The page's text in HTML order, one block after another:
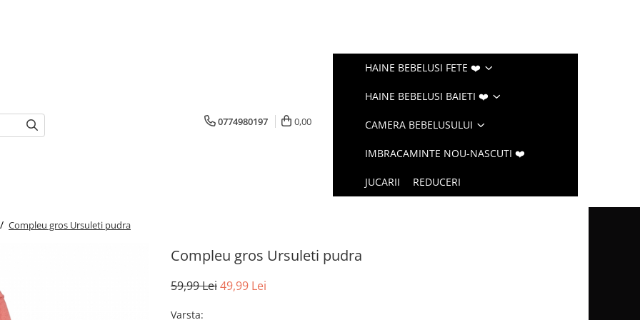
0774980197 0,00
HAINE BEBELUSI FETE ❤️
HAINE BEBELUSI BAIETI ❤️
CAMERA BEBELUSULUI
IMBRACAMINTE NOU-NASCUTI ❤️
JUCARII REDUCERI
Compleu gros Ursuleti pudra
Compleu gros Ursuleti pudra
59,99 Lei49,99 Lei
Varsta: